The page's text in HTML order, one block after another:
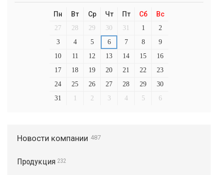
Пн Вт Ср Чт Пт Сб Вс
27 28 29 30 31 1
2
3
4 5 6 7 8
9
10
11 12 13 14 15
16
17
18 19 20 21 22
23
24
25 26 27 28 29
30
31
1 2 3 4 5 6
Новости компании 487
Продукция 232